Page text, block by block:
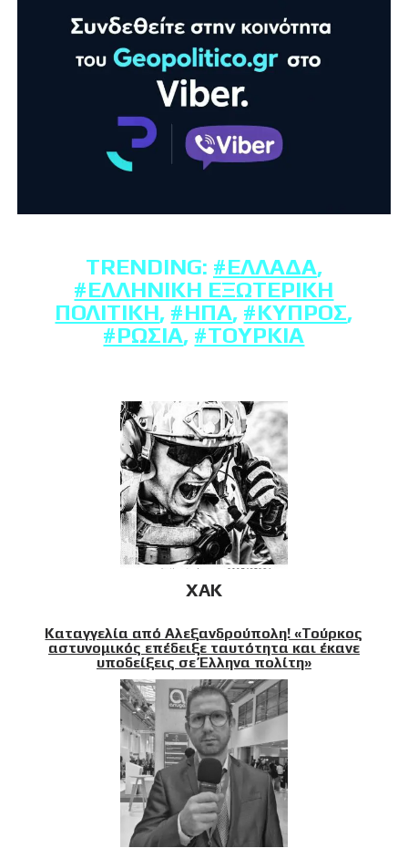
TRENDING: #ΕΛΛΆΔΑ,
#ΕΛΛΗΝΙΚΉ ΕΞΩΤΕΡΙΚΉ
ΠΟΛΙΤΙΚΉ, #ΗΠΑ, #ΚΎΠΡΟΣ,
#ΡΩΣΊΑ, #ΤΟΥΡΚΊΑ
XAK
Καταγγελία από Αλεξανδρούπολη! «Τούρκος
αστυνομικός επέδειξε ταυτότητα και έκανε
υποδείξεις σε Έλληνα πολίτη»